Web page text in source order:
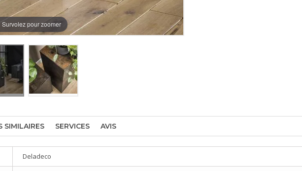
Survolez pour zoomer
SIMILAIRES SERVICES AVIS
Deladeco